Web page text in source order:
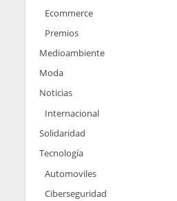
Ecommerce
Premios
Medioambiente
Moda
Noticias
Internacional
Solidaridad
Tecnología
Automoviles
Ciberseguridad